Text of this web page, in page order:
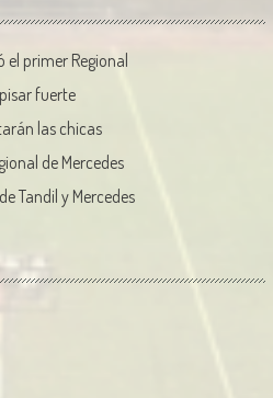
el primer Regional
fuerte
las chicas
de Mercedes
Tandil y Mercedes